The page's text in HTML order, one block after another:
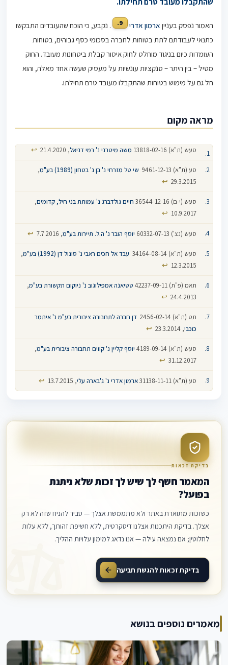
האמור נפסק בעניין ארמון אדרי 9.
. נקבע, כי הוכח שהעובדים התבקשו
כתנאי לעבודתם לתת בטוחות לחברה בסכומי כסף גבוהים, בטוחות
העומדות כיום בניגוד מוחלט לחוק איסור קבלת ביטחונות מעובד. החוק
מטיל – בין היתר – סנקציות עונשיות על מעסיק שעשה אחד מאלה, והוא
חל גם על מימוש בטוחות שהתקבלו מעובד טרם תחילתו.
מראה מקום
סעש (ת"א) 13818-02-16‏ משה מיטרני נ' רמי דניאל, 21.4.2020
↩
סע (ת"א) 9461-12-13‏ ‏ שי טל מזרחי נ' בן נ' בטחון (1989) בע"מ
,
29.3.2015
↩
סעש (י-ם) 36544-12-16‏ חיים גולדברג נ' עמותת בני חיל, קדומים,
10.9.2017
↩
סעש (נצ') 60332-07-13 יוסף הובר נ' ה.ל. תיירות בע"מ, 7.7.2016
↩
סעש (ת"א) 34164-08-14‏ ‏ עבד אל חכים ראבי נ' סונול דן (1992) בע"מ
,
12.3.2015
↩
תאמ (פ"ת) 42237-09-11‏ ‏ טטיאנה אמפילוגוב נ' ניוקום תקשורת בע"מ,
24.4.2013
↩
תט (ת"א) 2456-02-14‏ ‏
דן חברה לתחבורה ציבורית בע"מ נ' איתמר
כוכבי, 23.3.2014
↩
סעש (ת"א) 4189-09-14‏ ‏ יוסף קליין נ' קווים תחבורה ציבורית בע"מ,
31.12.2017
↩
סע (ת"א) 31138-11-11‏‏ ארמון אדרי נ' ג'בארה עלי, 13.7.2015
↩
בדיקת זכאות
המאמר חשף לך שיש לך זכות שלא ניתנת
בפועל?
כשזכות מתוארת באתר ולא מתממשת אצלך — סביר להניח שזה לא רק
אצלך. בדיקת היתכנות אצלנו דיסקרטית, ללא חשיפת זהותך, ללא עלות
לחלוטין; אם נמצאה עילה — אנו נדאג למימון עלויות ההליך.
בדיקת זכאות להגשת תביעה
מאמרים נוספים בנושא